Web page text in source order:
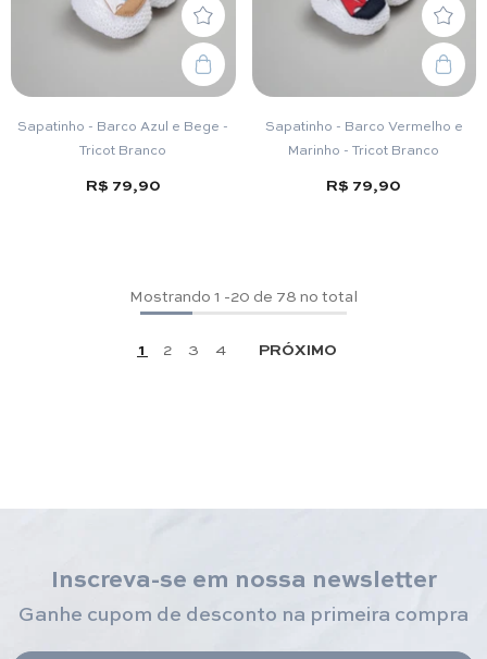
Sapatinho - Barco Azul e Bege -
Tricot Branco
R$ 79,90
Sapatinho - Barco Vermelho e
Marinho - Tricot Branco
R$ 79,90
Mostrando 1 -20 de 78 no total
1 2 3 4 PRÓXIMO
Inscreva-se em nossa newsletter
Ganhe cupom de desconto na primeira compra